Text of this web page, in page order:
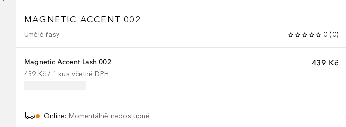
MAGNETIC ACCENT 002
Umělé řasy 0 (0)
439 Kč
Magnetic Accent Lash 002
439 Kč / 1 kus včetně DPH
Online: Momentálně nedostupné